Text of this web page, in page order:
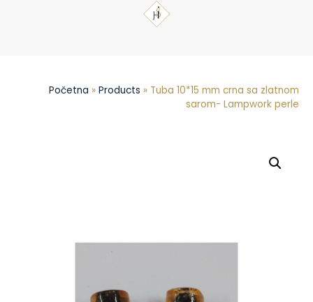
Početna » Products » Tuba 10*15 mm crna sa zlatnom
sarom- Lampwork perle